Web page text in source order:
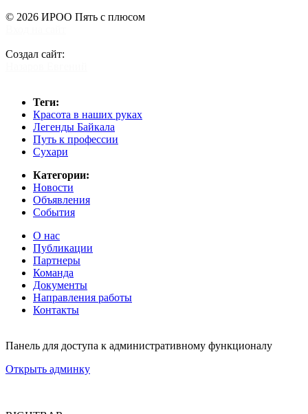
© 2026 ИРОО Пять с плюсом
Создал сайт:
Теги:
Красота в наших руках
Легенды Байкала
Путь к профессии
Сухари
Категории:
Новости
Объявления
События
О нас
Публикации
Партнеры
Команда
Документы
Направления работы
Контакты
Панель для доступа к административному функционалу
Открыть админку